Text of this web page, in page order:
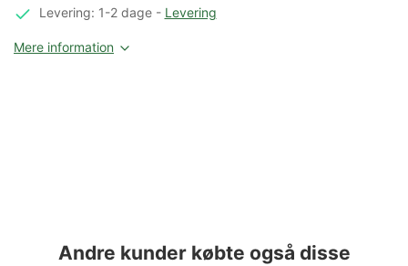
Levering: 1-2 dage- Levering
Mere information
Andre kunder købte også disse